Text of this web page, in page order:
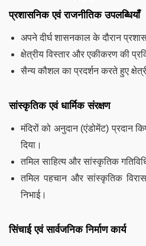
प्रशासनिक एवं राजनीतिक उपलब्धियाँ
अपने दीर्घ शासनकाल के दौरान
क्षेत्रीय विस्तार और एकीकरण की
सैन्य कौशल का प्रदर्शन करते हुए
सांस्कृतिक एवं धार्मिक संरक्षण
मंदिरों को अनुदान (एंडोमेंट) प्रदान
दिया।
तमिल साहित्य और सांस्कृतिक
तमिल पहचान और सांस्कृतिक
निभाई।
सिंचाई एवं सार्वजनिक निर्माण कार्य